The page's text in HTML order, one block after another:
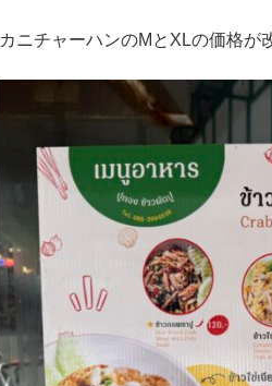
カニチャーハンのMとXLの価格が